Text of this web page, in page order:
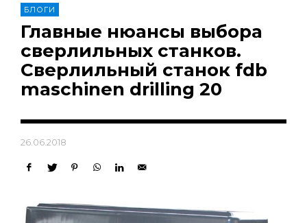
БЛОГИ
Главные нюансы выбора
сверлильных станков.
Сверлильный станок fdb
maschinen drilling 20
26.06.2018